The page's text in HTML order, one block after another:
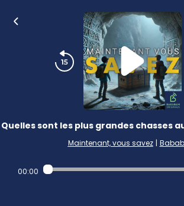
Quelles sont les plus grandes chasses
Maintenant, vous savez |
00:00